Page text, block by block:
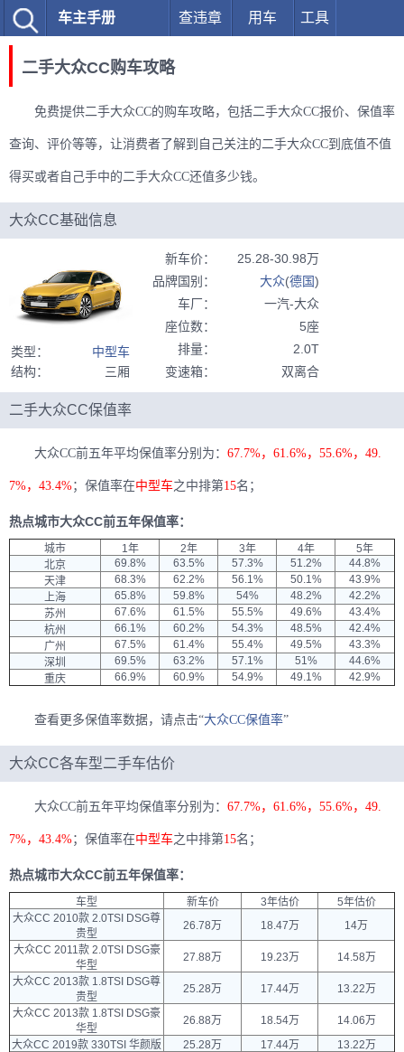
车主手册 查违章 用车 工具
二手大众CC购车攻略
免费提供二手大众CC的购车攻略，包括二手大众CC报价、保值率
查询、评价等等，让消费者了解到自己关注的二手大众CC到底值不值
得买或者自己手中的二手大众CC还值多少钱。
大众CC基础信息
类型：
中型车
结构： 三厢
新车价：
25.28-30.98万
品牌国别 ： 大众(德国)
车厂：
一汽-大众
座位数：
5座
排量：
2.0T
变速箱： 双离合
二手大众CC保值率
大众CC前五年平均保值率分别为： 67.7%，61.6%，55.6%，49.
7%，43.4%；保值率在中型车之中排第15名；
热点城市大众CC前五年保值率：
城市 1年 2年 3年 4年
5年
北京
69.8% 63.5% 57.3% 51.2%
44.8%
天津
68.3% 62.2% 56.1% 50.1%
43.9%
上海
65.8% 59.8% 54% 48.2%
42.2%
苏州
67.6% 61.5% 55.5% 49.6%
43.4%
杭州
66.1% 60.2% 54.3% 48.5%
42.4%
广州
67.5% 61.4% 55.4% 49.5%
43.3%
深圳
69.5% 63.2% 57.1% 51%
44.6%
重庆
66.9% 60.9% 54.9% 49.1% 42.9%
查看更多保值率数据，请点击“大众CC保值率”
大众CC各车型二手车估价
大众CC前五年平均保值率分别为： 67.7%，61.6%，55.6%，49.
7%，43.4%；保值率在中型车之中排第15名；
热点城市大众CC前五年保值率：
车型 新车价 3年估价
5年估价
大众CC 2010款 2.0TSI DSG尊
贵型
26.78万 18.47万
14万
大众CC 2011款 2.0TSI DSG豪
华型
27.88万 19.23万
14.58万
大众CC 2013款 1.8TSI DSG尊
贵型
25.28万 17.44万
13.22万
大众CC 2013款 1.8TSI DSG豪
华型
26.88万 18.54万
14.06万
大众CC 2019款 330TSI 华颜版
25.28万 17.44万
13.22万